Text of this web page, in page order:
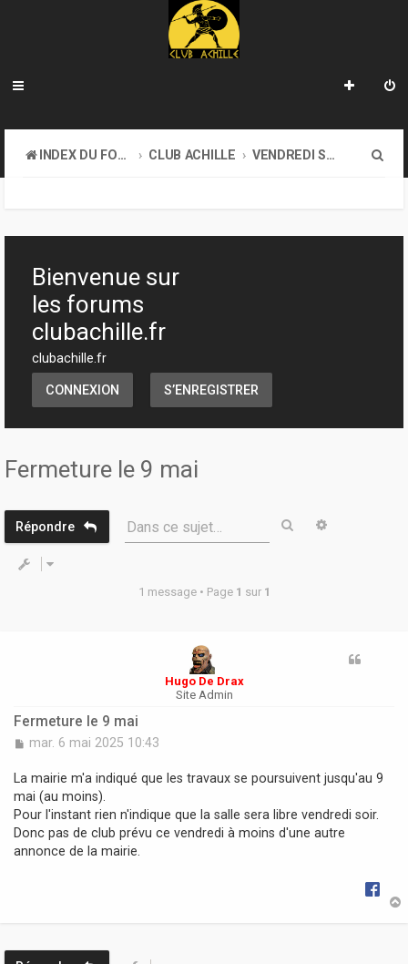
INDEX DU FORUM CLUB ACHILLE VENDREDI SOIR D'ACHILLE
h
Bienvenue sur
les forums
clubachille.fr
clubachille.fr
CONNEXION S’ENREGISTRER
Fermeture le 9 mai
Répondre Dans ce sujet… Rechercher
1 message • Page 1 sur 1
Hugo De Drax
Site Admin
Fermeture le 9 mai
M
s
a
g
e
mar. 6 mai 2025 10:43
La mairie m'a indiqué que les travaux se poursuivent jusqu'au 9
mai (au moins).
Pour l'instant rien n'indique que la salle sera libre vendredi soir.
Donc pas de club prévu ce vendredi à moins d'une autre
annonce de la mairie.